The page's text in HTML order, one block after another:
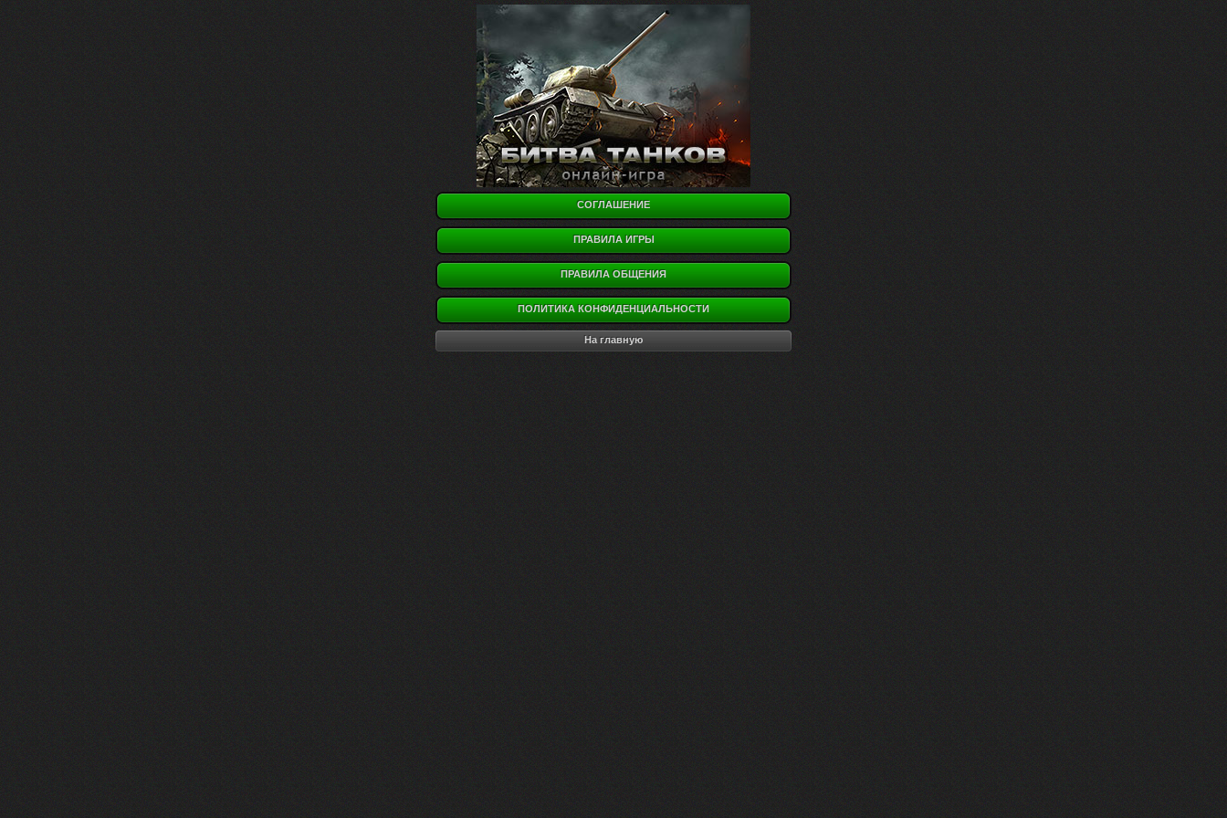
СОГЛАШЕНИЕ
ПРАВИЛА ИГРЫ
ПРАВИЛА ОБЩЕНИЯ
ПОЛИТИКА КОНФИДЕНЦИАЛЬНОСТИ
На главную